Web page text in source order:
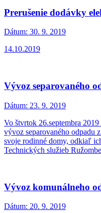
Prerušenie dodávky
Dátum: 30. 9. 2019
14.10.2019
Vývoz separovaného
Dátum: 23. 9. 2019
Vo štvrtok 26.septembra
vývoz separovaného odpadu
svoje rodinné domy, odkiaľ
Technických služieb
Vývoz komunálneho
Dátum: 20. 9. 2019